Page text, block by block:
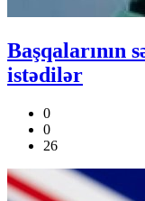
Başqalarının
istədilər
0
0
26